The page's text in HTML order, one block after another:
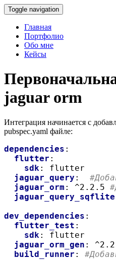
Toggle navigation
Главная
Портфолио
Обо мне
Кейсы
jaguar orm
Интеграция начинается с
pubspec.yaml файле:
dependencies :
flutter :
sdk: flutter
jaguar_query :
jaguar_orm : ^2.2.5
jaguar_query_sqflite
dev_dependencies :
flutter_test :
sdk: flutter
jaguar_orm_gen :
build_runner :